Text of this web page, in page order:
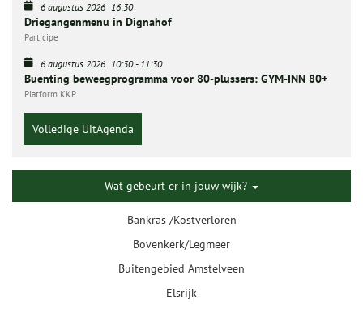
6 augustus 2026 16:30
Driegangenmenu in Dignahof
Participe
6 augustus 2026 10:30-11:30
Buenting beweegprogramma voor 80-plussers: GYM-INN 80+
Platform KKP
Volledige UitAgenda
Wat gebeurt er in jouw wijk?
Bankras /Kostverloren
Bovenkerk/Legmeer
Buitengebied Amstelveen
Elsrijk